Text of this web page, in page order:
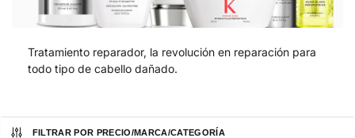
Tratamiento reparador, la revolución en reparación para
todo tipo de cabello dañado.
FILTRAR POR PRECIO/MARCA/CATEGORÍA